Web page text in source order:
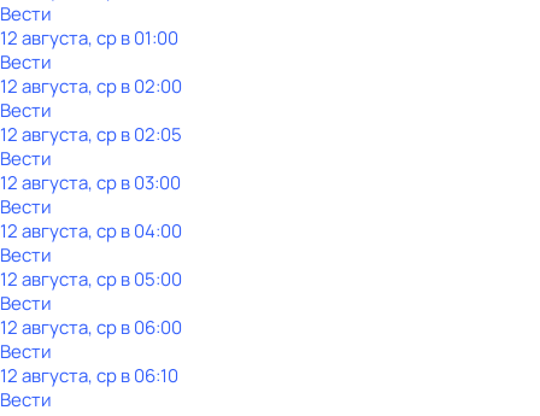
Вести
12 августа, ср в 01:00
Вести
12 августа, ср в 02:00
Вести
12 августа, ср в 02:05
Вести
12 августа, ср в 03:00
Вести
12 августа, ср в 04:00
Вести
12 августа, ср в 05:00
Вести
12 августа, ср в 06:00
Вести
12 августа, ср в 06:10
Вести